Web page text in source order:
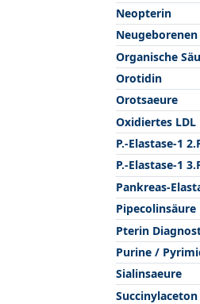
Neopterin
Organische
Orotidin
Orotsaeure
Oxidiertes LDL
P.-Elastase-1
P.-Elastase-1
Pankreas-
Pipecolinsäure
Pterin
Purine /
Sialinsaeure
Succinylaceton